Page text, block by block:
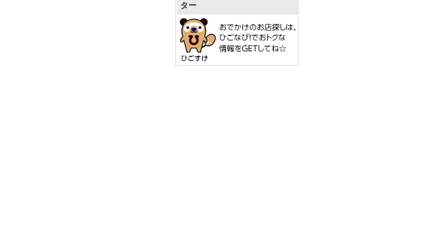
ター